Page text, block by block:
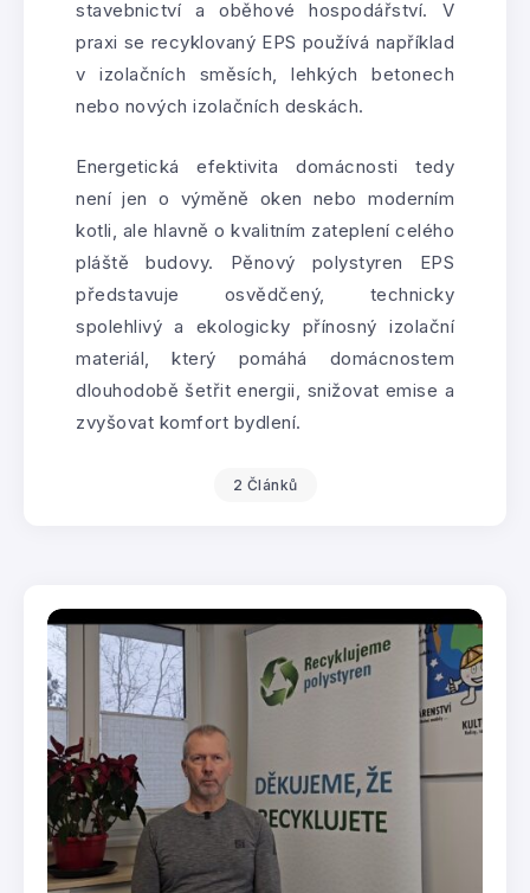
stavebnictví a oběhové hospodářství. V
praxi se recyklovaný EPS používá například
v izolačních směsích, lehkých betonech
nebo nových izolačních deskách.
Energetická efektivita domácnosti tedy
není jen o výměně oken nebo moderním
kotli, ale hlavně o kvalitním zateplení celého
pláště budovy. Pěnový polystyren EPS
představuje osvědčený, technicky
spolehlivý a ekologicky přínosný izolační
materiál, který pomáhá domácnostem
dlouhodobě šetřit energii, snižovat emise a
zvyšovat komfort bydlení.
2 Článků